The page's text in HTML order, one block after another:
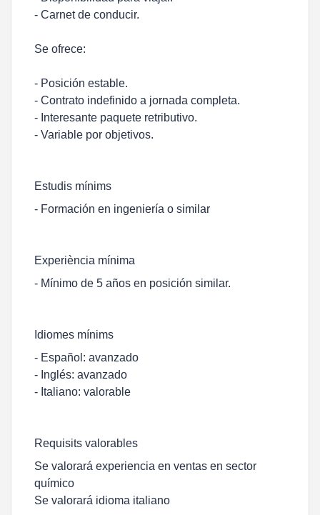
- Carnet de conducir.
Se ofrece:
- Posición estable.
- Contrato indefinido a jornada completa.
- Interesante paquete retributivo.
- Variable por objetivos.
Estudis mínims
- Formación en ingeniería o similar
Experiència mínima
- Mínimo de 5 años en posición similar.
Idiomes mínims
- Español: avanzado
- Inglés: avanzado
- Italiano: valorable
Requisits valorables
Se valorará experiencia en ventas en sector
químico
Se valorará idioma italiano